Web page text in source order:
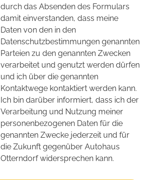
durch das Absenden des Formulars
damit einverstanden, dass meine
Daten von den in den
Datenschutzbestimmungen genannten
Parteien zu den genannten Zwecken
verarbeitet und genutzt werden dürfen
und ich über die genannten
Kontaktwege kontaktiert werden kann.
Ich bin darüber informiert, dass ich der
Verarbeitung und Nutzung meiner
personenbezogenen Daten für die
genannten Zwecke jederzeit und für
die Zukunft gegenüber Autohaus
Otterndorf widersprechen kann.